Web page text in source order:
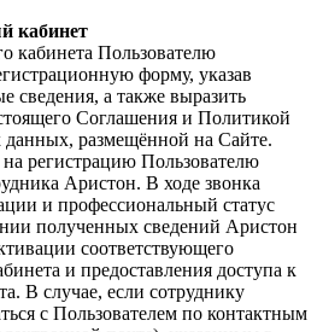
кабинет
кабинета Пользователю
форму, указав
сведения, а также выразить
Соглашения и Политикой
данных, размещённой на Сайте.
регистрацию Пользователю
Аристон. В ходе звонка
и профессиональный статус
полученных сведений Аристон
соответствующего
и предоставления доступа к
В случае, если сотруднику
с Пользователем по контактным